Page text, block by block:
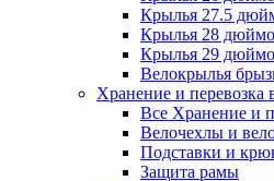
Крылья 27.5
Крылья 28
Крылья 29
Велокрылья
Хранение и перевозка
Все Хранение и
Велочехлы и
Подставки и
Защита рамы